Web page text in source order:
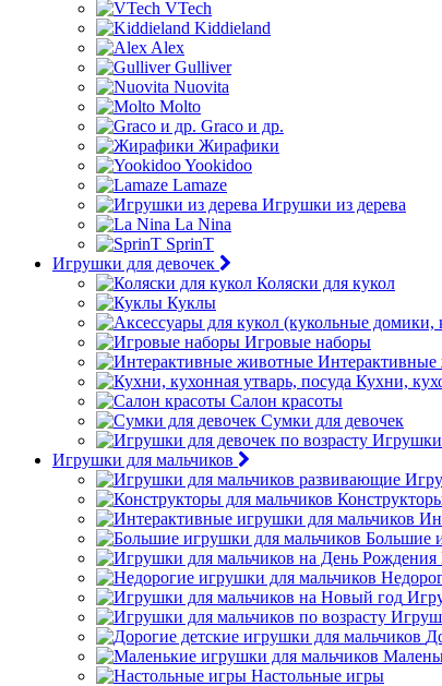
VTech
Kiddieland
Alex
Gulliver
Nuovita
Molto
Graco и др.
Жирафики
Yookidoo
Lamaze
Игрушки из дерева
La Nina
SprinT
Игрушки для девочек
Коляски для кукол
Куклы
Игровые наборы
Кухни,
Салон красоты
Сумки для девочек
Игрушки
Игрушки для мальчиков
Большие
Настольные игры